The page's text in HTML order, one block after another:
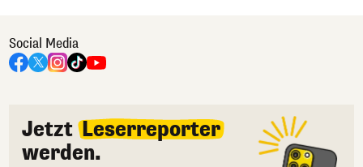
Social Media
Jetzt Leserreporter
werden.